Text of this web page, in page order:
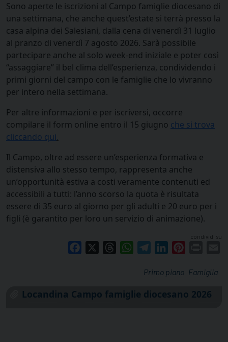
Sono aperte le iscrizioni al Campo famiglie diocesano di
una settimana, che anche quest’estate si terrà presso la
casa alpina dei Salesiani, dalla cena di venerdì 31 luglio
al pranzo di venerdì 7 agosto 2026. Sarà possibile
partecipare anche al solo week-end iniziale e poter così
“assaggiare” il bel clima dell’esperienza, condividendo i
primi giorni del campo con le famiglie che lo vivranno
per intero nella settimana.
Per altre informazioni e per iscriversi, occorre
compilare il form online entro il 15 giugno che si trova
cliccando qui.
Il Campo, oltre ad essere un’esperienza formativa e
distensiva allo stesso tempo, rappresenta anche
un’opportunità estiva a costi veramente contenuti ed
accessibili a tutti: l’anno scorso la quota è risultata
essere di 35 euro al giorno per gli adulti e 20 euro per i
figli (è garantito per loro un servizio di animazione).
condividi su
Facebook ThreadsWhatsAppTelegramLinkedIn
Famiglia
Primo piano
Locandina Campo famiglie diocesano 2026